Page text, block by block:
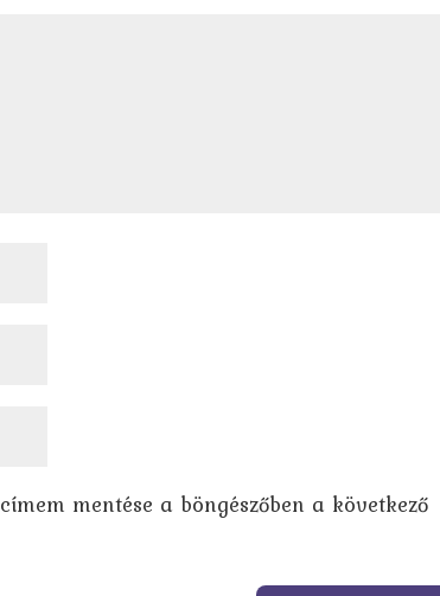
mentése a böngészőben a következő